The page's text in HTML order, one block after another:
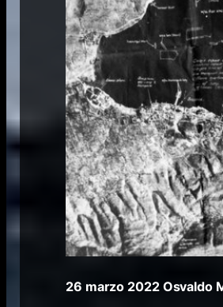
26 marzo 2022 Osvaldo